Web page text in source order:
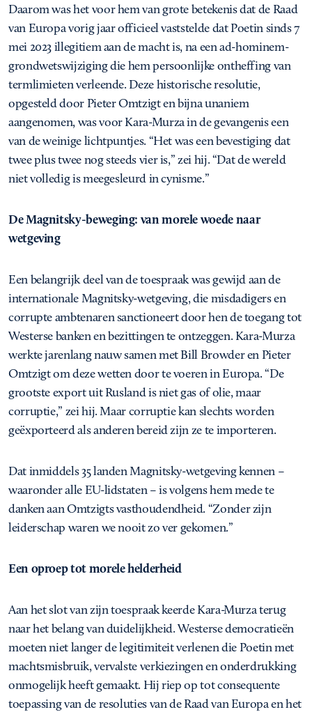
Daarom was het voor hem van grote betekenis dat de Raad
van Europa vorig jaar officieel vaststelde dat Poetin sinds 7
mei 2023 illegitiem aan de macht is, na een ad-hominem-
grondwetswijziging die hem persoonlijke ontheffing van
termlimieten verleende. Deze historische resolutie,
opgesteld door Pieter Omtzigt en bijna unaniem
aangenomen, was voor Kara-Murza in de gevangenis een
van de weinige lichtpuntjes. “Het was een bevestiging dat
twee plus twee nog steeds vier is,” zei hij. “Dat de wereld
niet volledig is meegesleurd in cynisme.”
De Magnitsky-beweging: van morele woede naar
wetgeving
Een belangrijk deel van de toespraak was gewijd aan de
internationale Magnitsky-wetgeving, die misdadigers en
corrupte ambtenaren sanctioneert door hen de toegang tot
Westerse banken en bezittingen te ontzeggen. Kara-Murza
werkte jarenlang nauw samen met Bill Browder en Pieter
Omtzigt om deze wetten door te voeren in Europa. “De
grootste export uit Rusland is niet gas of olie, maar
corruptie,” zei hij. Maar corruptie kan slechts worden
geëxporteerd als anderen bereid zijn ze te importeren.
Dat inmiddels 35 landen Magnitsky-wetgeving kennen –
waaronder alle EU-lidstaten – is volgens hem mede te
danken aan Omtzigts vasthoudendheid. “Zonder zijn
leiderschap waren we nooit zo ver gekomen.”
Een oproep tot morele helderheid
Aan het slot van zijn toespraak keerde Kara-Murza terug
naar het belang van duidelijkheid. Westerse democratieën
moeten niet langer de legitimiteit verlenen die Poetin met
machtsmisbruik, vervalste verkiezingen en onderdrukking
onmogelijk heeft gemaakt. Hij riep op tot consequente
toepassing van de resoluties van de Raad van Europa en het